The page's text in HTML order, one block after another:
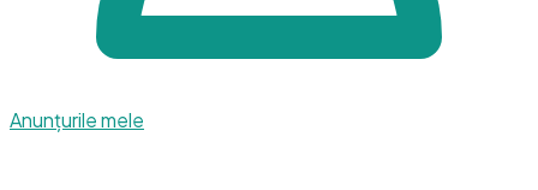
Anunțurile mele